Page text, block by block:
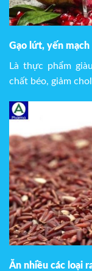
Gạo lứt, yến mạch
Là thực phẩm
chất béo, giảm
Ăn nhiều các loại